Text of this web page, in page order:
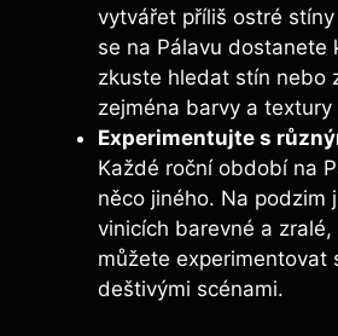
vytvářet příliš ostré
se na Pálavu dostanete
zkuste hledat stín nebo
zejména barvy a textury
Experimentujte s
Každé roční období na
něco jiného. Na podzim
vinicích barevné a
můžete experimentovat
deštivými scénami.